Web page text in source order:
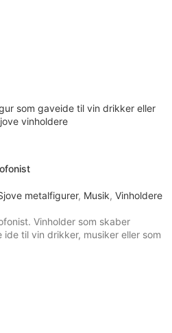
metalfigurer, Musik, Vinholdere
Vinholder som skaber
til vin drikker, musiker eller som